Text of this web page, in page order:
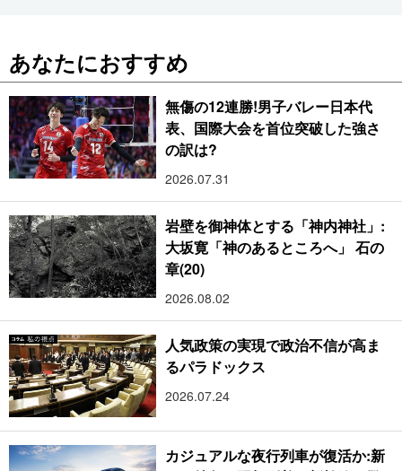
あなたにおすすめ
無傷の12連勝!男子バレー日本代
表、国際大会を首位突破した強さ
の訳は?
2026.07.31
岩壁を御神体とする「神内神社」:
大坂寛「神のあるところへ」 石の
章(20)
2026.08.02
人気政策の実現で政治不信が高ま
るパラドックス
2026.07.24
カジュアルな夜行列車が復活か:新